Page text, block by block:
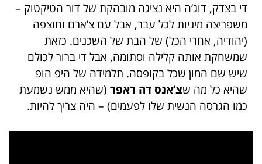
די בצדק, דוג’ה היא נציגה מובהקת של דור הטיקטוק –
משפריצה מיניות לכל עבר, אבל עם צ’ארם וחוצפה
(יהודיה, אחרי הכל) של הבת של השכנים. כזאת
שמשחקת אותה קלילה וסתומה, אבל די ברור לכולם
שיש שם המון שכל בקופסה. תלמידה של היפ הופ
שהיא כל מה שצ’אנס דה ראפר (שהיא ממש נשמעת
כמו הגרסה הנשית שלו לפעמים) – היה צריך להיות.